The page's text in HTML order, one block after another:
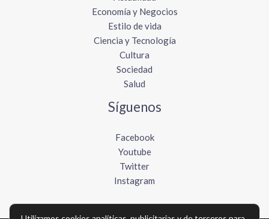
Economía y Negocios
Estilo de vida
Ciencia y Tecnología
Cultura
Sociedad
Salud
Síguenos
Facebook
Youtube
Twitter
Instagram